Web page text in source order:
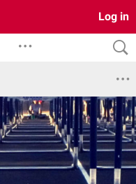
Log in